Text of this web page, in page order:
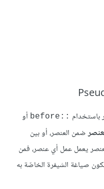
::before أو
ضمن العنصر، أو بين
يعمل عمل أي عنصر، فمن
صياغة الشيفرة الخاصّة به